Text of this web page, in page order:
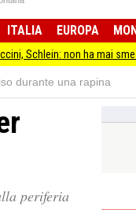
ITALIA EUROPA
Schlein: non ha mai
durante una rapina
periferia